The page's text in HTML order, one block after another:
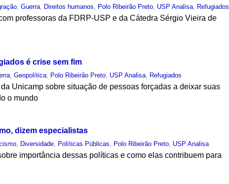
,Guerra, Direitos humanos, Polo Ribeirão Preto, USP Analisa, Refugiados
professoras da FDRP-USP e da Cátedra Sérgio Vieira de
é crise sem fim
,Geopolítica Polo Ribeirão Preto USP Analisa Refugiados
Unicamp sobre situação de pessoas forçadas a deixar suas
o mundo
dizem especialistas
Diversidade Políticas Públicas Polo Ribeirão Preto USP Analisa
importância dessas políticas e como elas contribuem para